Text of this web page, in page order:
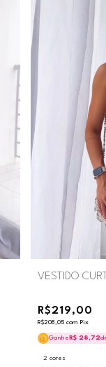
VESTIDO
R$219,00
R$208,05 com Pix
Ganhe R$ 28,72
2 cores